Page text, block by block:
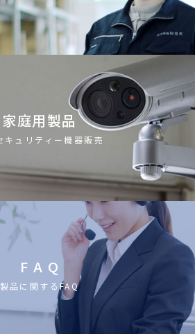
家庭用製品
キュリティー機器販売
F A Q
製品に関するFAQ